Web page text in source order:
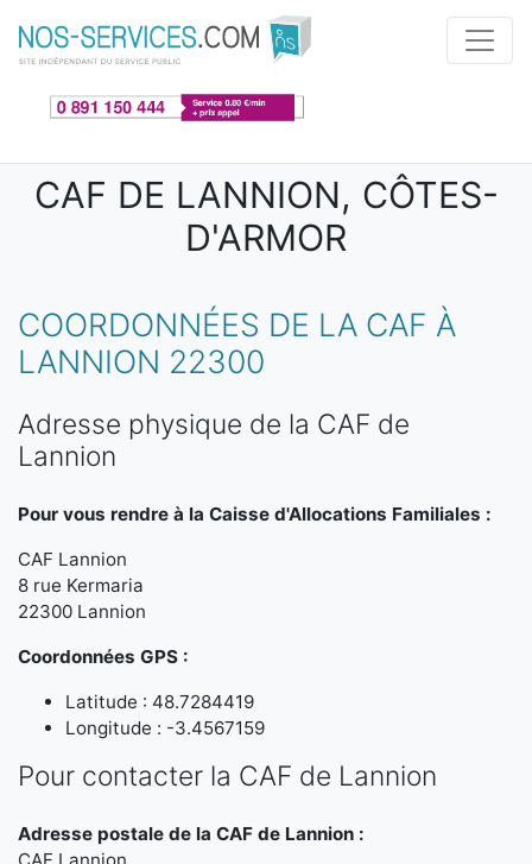
Aller au contenu principal
CAF DE LANNION, CÔTES-
D'ARMOR
COORDONNÉES DE LA CAF À
LANNION 22300
Adresse physique de la CAF de
Lannion
Pour vous rendre à la Caisse d'Allocations Familiales :
CAF Lannion
8 rue Kermaria
22300 Lannion
Coordonnées GPS :
Latitude : 48.7284419
Longitude : -3.4567159
Pour contacter la CAF de Lannion
Adresse postale de la CAF de Lannion :